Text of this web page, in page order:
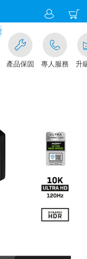
不適用)-請點我看
產品保固 專人服務 升